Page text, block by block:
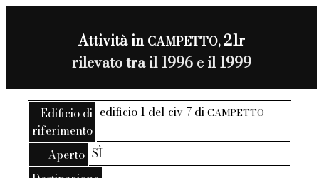
Attività inCAMPETTO,21r
rilevato tra il 1996 e il 1999
Edificio di
riferimento
edificio 1 del civ 7 diCAMPETTO
Aperto SÌ